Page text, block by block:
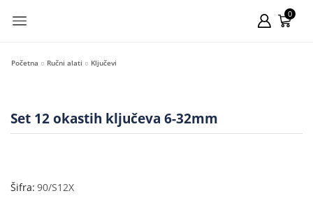
0
Početna Ručni alati Ključevi
Set 12 okastih ključeva 6-32mm
Šifra: 90/S12X